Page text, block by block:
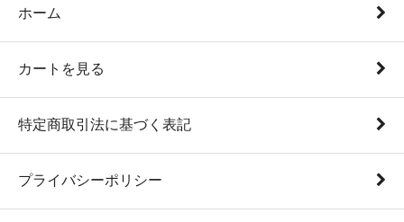
ホーム
カートを見る
特定商取引法に基づく表記
プライバシーポリシー